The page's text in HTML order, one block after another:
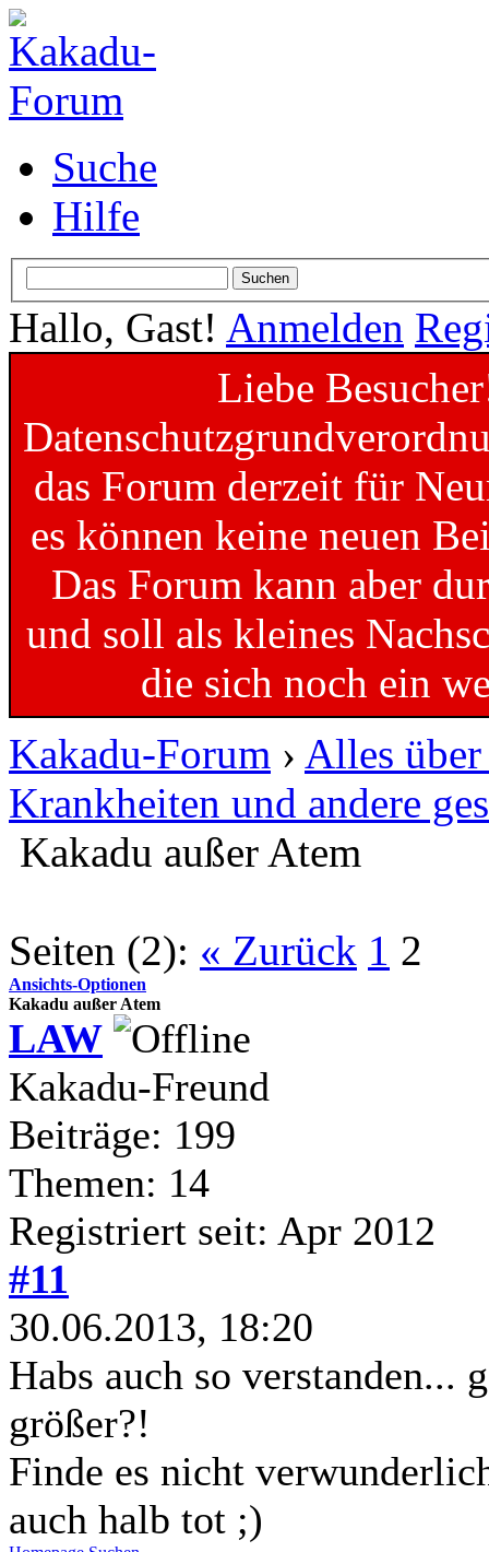
Suche
Hilfe
Hallo, Gast! Anmelden
Liebe
das Forum derzeit für
es können keine neuen
Das Forum kann aber
und soll als kleines
die sich noch ein
Kakadu-Forum › Alles
Krankheiten und andere
Kakadu außer Atem
Seiten (2): « Zurück 1 2
Ansichts-Optionen
Kakadu außer Atem
LAW
Kakadu-Freund
Beiträge: 199
Themen: 14
Registriert seit: Apr 2012
#11
30.06.2013, 18:20
Habs auch so verstanden...
größer?!
Finde es nicht
auch halb tot ;)